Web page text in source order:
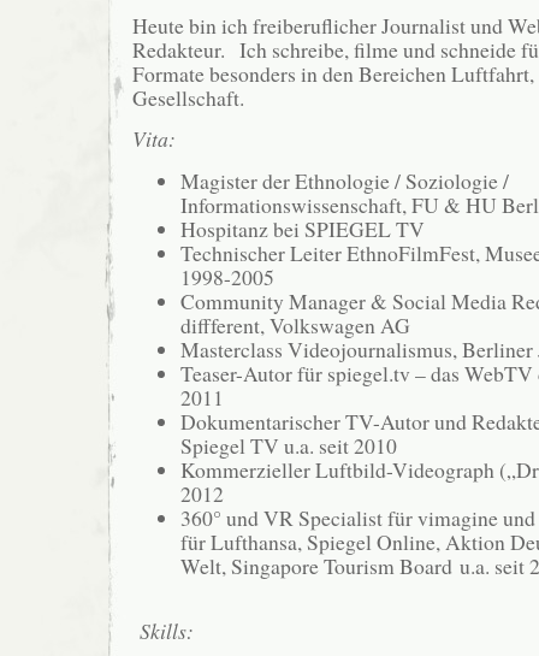
Heute bin ich freiberuflicher Journalist und
Redakteur. Ich schreibe, filme und schneide
Formate besonders in den Bereichen
Gesellschaft.
Vita:
Magister der Ethnologie / Soziologie /
Informationswissenschaft, FU & HU
Hospitanz bei SPIEGEL TV
Technischer Leiter EthnoFilmFest,
1998-2005
Community Manager & Social Media
diffferent, Volkswagen AG
Masterclass Videojournalismus, Berliner
Teaser-Autor für spiegel.tv – das WebTV
2011
Dokumentarischer TV-Autor und
Spiegel TV u.a. seit 2010
Kommerzieller Luftbild-Videograph
2012
360° und VR Specialist für vimagine
für Lufthansa, Spiegel Online, Aktion
Welt, Singapore Tourism Board u.a. seit
Skills: